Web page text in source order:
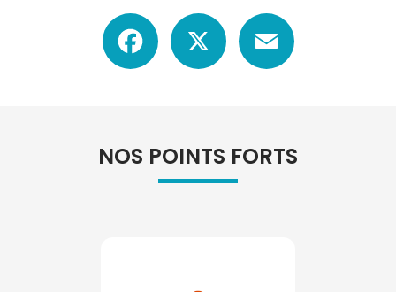
Facebook
NOS POINTS FORTS